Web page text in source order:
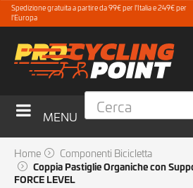
Spedizione gratuita a partire da 99€ per l'Italia e 249€ per
l'Europa
MENU
Home Componenti Bicicletta
Coppia Pastiglie Organiche con
FORCE LEVEL